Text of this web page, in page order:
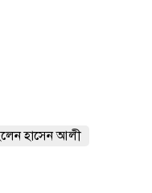
হলেন হাসেন আলী